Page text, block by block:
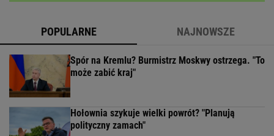
POPULARNE NAJNOWSZE
Spór na Kremlu? Burmistrz Moskwy ostrzega. "To
może zabić kraj"
Hołownia szykuje wielki powrót? "Planują
polityczny zamach"